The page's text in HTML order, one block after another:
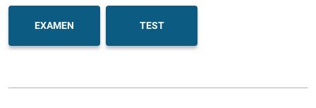
EXAMEN TEST